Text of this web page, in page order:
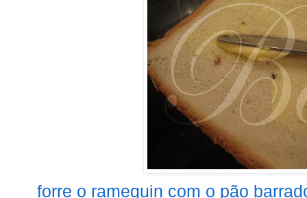
forre o ramequin com o pão